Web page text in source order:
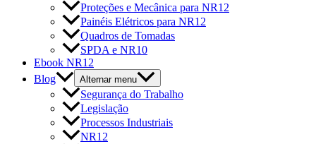
Proteções e Mecânica para NR12
Painéis Elétricos para NR12
Quadros de Tomadas
SPDA e NR10
Ebook NR12
Blog
Alternar menu
Segurança do Trabalho
Legislação
Processos Industriais
NR12